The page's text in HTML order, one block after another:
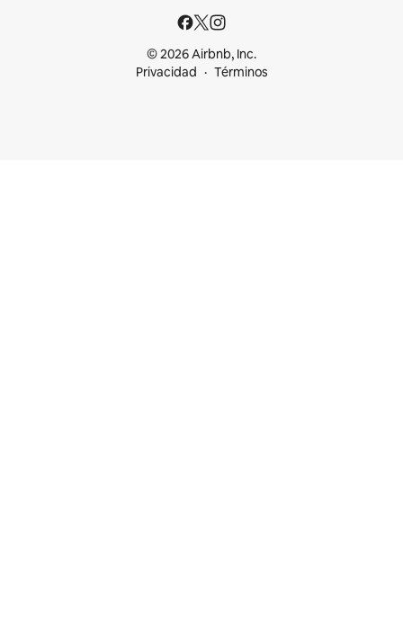
© 2026 Airbnb, Inc.
Privacidad
Términos